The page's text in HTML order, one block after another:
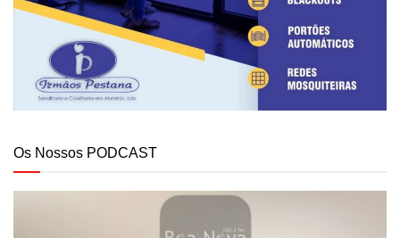
Os Nossos PODCAST